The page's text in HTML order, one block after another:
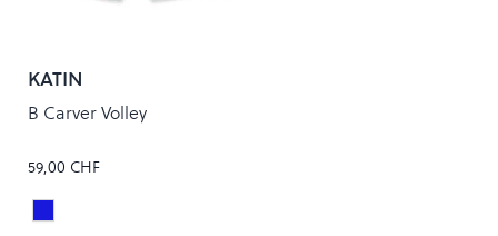
KATIN
B Carver Volley
59,00 CHF
Colour
Overcast